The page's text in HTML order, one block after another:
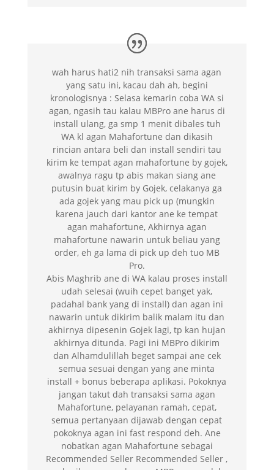
wah harus hati2 nih transaksi sama agan
yang satu ini, kacau dah ah, begini
kronologisnya : Selasa kemarin coba WA si
agan, ngasih tau kalau MBPro ane harus di
install ulang, ga smp 1 menit dibales tuh
WA kl agan Mahafortune dan dikasih
rincian antara beli dan install sendiri tau
kirim ke tempat agan mahafortune by gojek,
awalnya ragu tp abis makan siang ane
putusin buat kirim by Gojek, celakanya ga
ada gojek yang mau pick up (mungkin
karena jauch dari kantor ane ke tempat
agan mahafortune, Akhirnya agan
mahafortune nawarin untuk beliau yang
order, eh ga lama di pick up deh tuo MB
Pro.
Abis Maghrib ane di WA kalau proses install
udah selesai (wuih cepet banget yak,
padahal bank yang di install) dan agan ini
nawarin untuk dikirim balik malam itu dan
akhirnya dipesenin Gojek lagi, tp kan hujan
akhirnya ditunda. Pagi ini MBPro dikirim
dan Alhamdulillah beget sampai ane cek
semua sesuai dengan yang ane minta
install + bonus beberapa aplikasi. Pokoknya
jangan takut dah transaksi sama agan
Mahafortune, pelayanan ramah, cepat,
semua pertanyaan dijawab dengan cepat
pokoknya agan ini fast respond deh. Ane
nobatkan agan Mahafortune sebagai
Recommended Seller Recommended Seller ,